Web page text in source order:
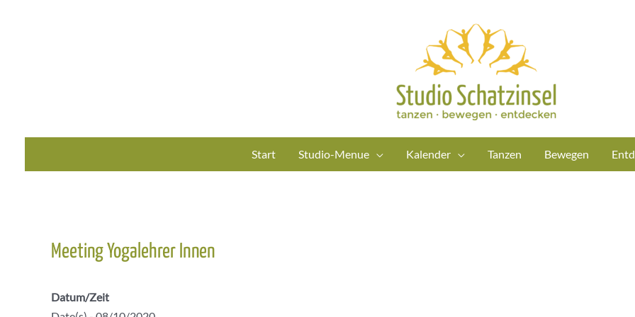
Start Studio-Menue Kalender Tanzen Bewegen
Meeting Yogalehrer Innen
Datum/Zeit